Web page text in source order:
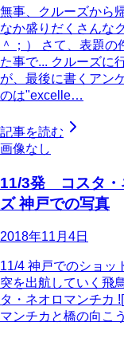
無事、クルーズから
なか盛りだくさんな
＾；） さて、表題
た事で... クルーズに
が、最後に書くアン
のは"excelle…
記事を読む
画像なし
11/3発 コスタ・
ズ 神戸での写真
2018年11月4日
11/4 神戸でのショッ
突を出航していく飛
タ・ネオロマンチカ
マンチカと橋の向こ